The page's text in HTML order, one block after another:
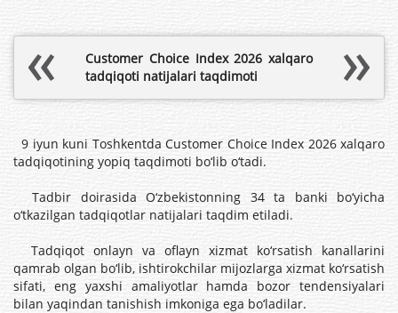
Customer Choice Index 2026 xalqaro
tadqiqoti natijalari taqdimoti
9 iyun kuni Toshkentda Customer Choice Index 2026 xalqaro
tadqiqotining yopiq taqdimoti bo‘lib o‘tadi.
Tadbir doirasida O‘zbekistonning 34 ta banki bo‘yicha
o‘tkazilgan tadqiqotlar natijalari taqdim etiladi.
Tadqiqot onlayn va oflayn xizmat ko‘rsatish kanallarini
qamrab olgan bo‘lib, ishtirokchilar mijozlarga xizmat ko‘rsatish
sifati, eng yaxshi amaliyotlar hamda bozor tendensiyalari
bilan yaqindan tanishish imkoniga ega bo‘ladilar.